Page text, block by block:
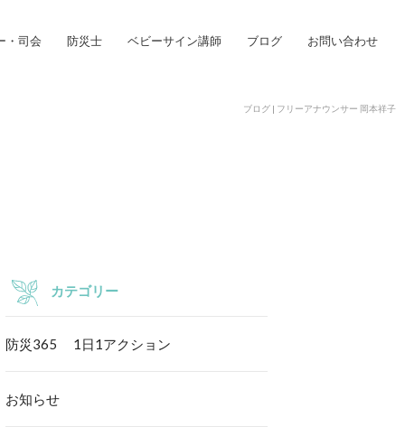
・司会 防災士 ベビーサイン講師 ブログ お問い合わせ
ブログ | フリーアナウンサー 岡本祥子
カテゴリー
防災365 1日1アクション
お知らせ